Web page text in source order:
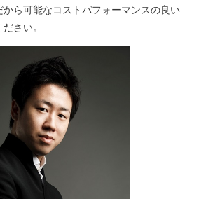
ら可能なコストパフォーマンスの良い
さい。